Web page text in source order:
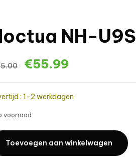
NH-U9S
€55.99
: 1-2 werkdagen
voorraad
Toevoegen aan winkelwagen